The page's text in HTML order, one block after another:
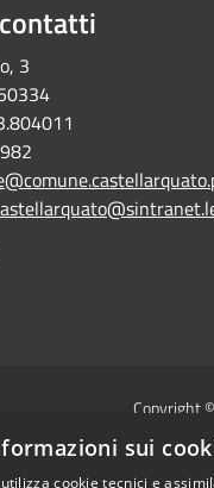
3
Copyright
sui
cookie tecnici e